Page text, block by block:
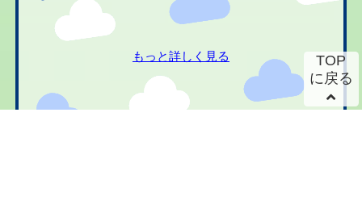
もっと詳しく見る
TOP
に戻る